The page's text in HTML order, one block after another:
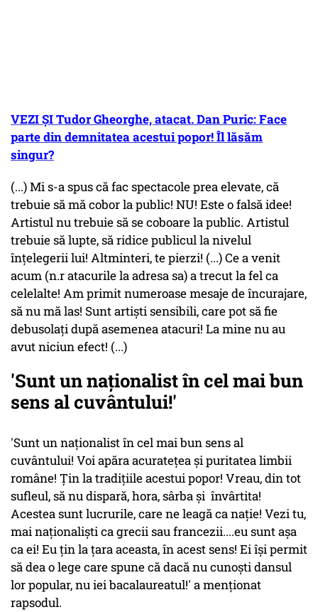
VEZI ȘI Tudor Gheorghe, atacat. Dan Puric: Face
parte din demnitatea acestui popor! Îl lăsăm
singur?
(...) Mi s-a spus că fac spectacole prea elevate, că
trebuie să mă cobor la public! NU! Este o falsă idee!
Artistul nu trebuie să se coboare la public. Artistul
trebuie să lupte, să ridice publicul la nivelul
înțelegerii lui! Altminteri, te pierzi! (...) Ce a venit
acum (n.r atacurile la adresa sa) a trecut la fel ca
celelalte! Am primit numeroase mesaje de încurajare,
să nu mă las! Sunt artiști sensibili, care pot să fie
debusolați după asemenea atacuri! La mine nu au
avut niciun efect! (...)
'Sunt un naționalist în cel mai bun
sens al cuvântului!'
'Sunt un naționalist în cel mai bun sens al
cuvântului! Voi apăra acuratețea și puritatea limbii
române! Țin la tradițiile acestui popor! Vreau, din tot
sufleul, să nu dispară, hora, sârba și învârtita!
Acestea sunt lucrurile, care ne leagă ca nație! Vezi tu,
mai naționaliști ca grecii sau francezii....eu sunt așa
ca ei! Eu țin la țara aceasta, în acest sens! Ei își permit
să dea o lege care spune că dacă nu cunoști dansul
lor popular, nu iei bacalaureatul!' a menționat
rapsodul.